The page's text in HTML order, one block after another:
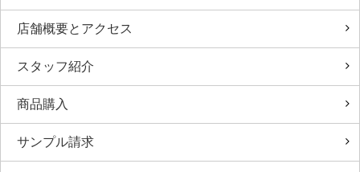
店舗概要とアクセス
スタッフ紹介
商品購入
サンプル請求